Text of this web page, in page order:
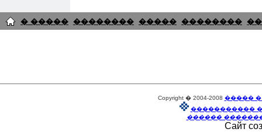
� ����� �������� ����� ��������
Copyright � 2004-2008 �����
�����������
������
Сайт